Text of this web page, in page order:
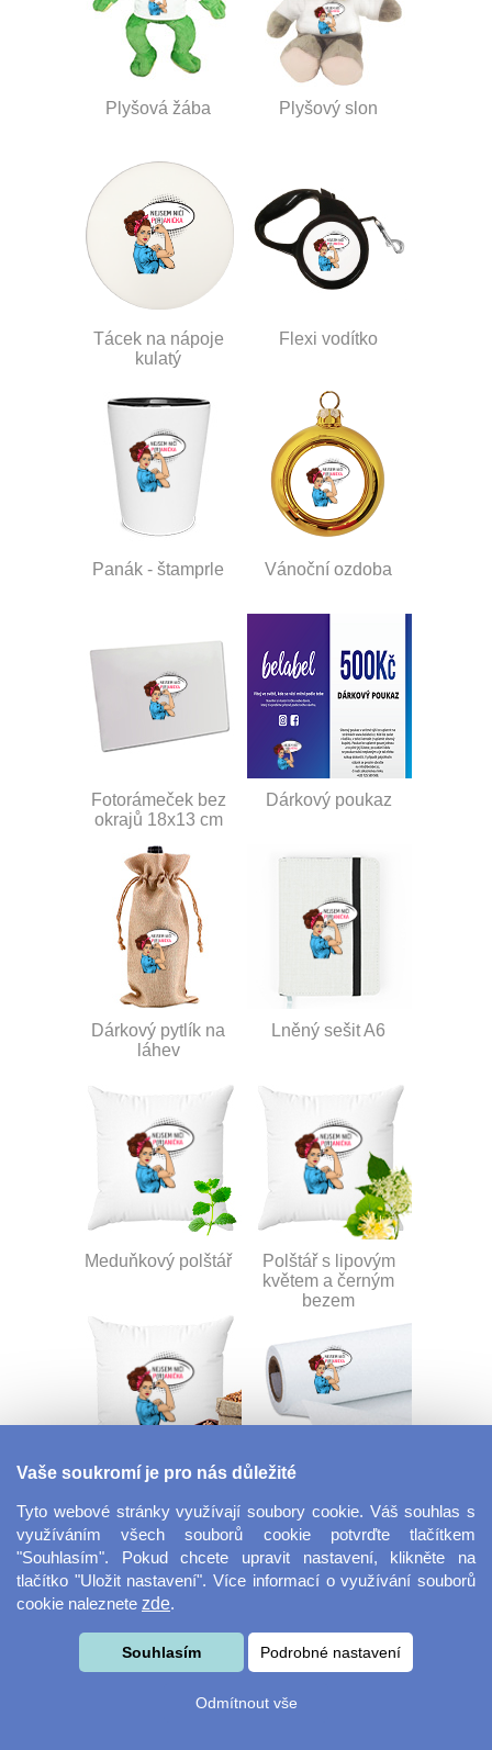
Plyšová žába Plyšový slon
Tácek na nápoje
kulatý
Flexi vodítko
Panák - štamprle Vánoční ozdoba
Fotorámeček bez
okrajů 18x13 cm
Dárkový poukaz
Dárkový pytlík na
láhev
Lněný sešit A6
Meduňkový polštář
Polštář s lipovým
květem a černým
bezem
polštář
Vaše soukromí je pro nás důležité
Tyto webové stránky využívají soubory cookie. Váš souhlas s
využíváním všech souborů cookie potvrďte tlačítkem
"Souhlasím". Pokud chcete upravit nastavení, klikněte na
tlačítko "Uložit nastavení". Více informací o využívání souborů
cookie naleznete zde.
Souhlasím Podrobné nastavení
Odmítnout vše